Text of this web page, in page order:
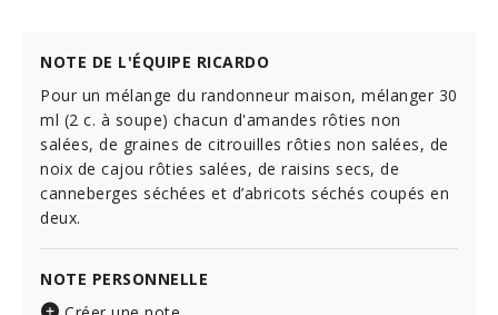
NOTE DE L'ÉQUIPE RICARDO
Pour un mélange du randonneur maison, mélanger 30
ml (2 c. à soupe) chacun d'amandes rôties non
salées, de graines de citrouilles rôties non salées, de
noix de cajou rôties salées, de raisins secs, de
canneberges séchées et d’abricots séchés coupés en
deux.
NOTE PERSONNELLE